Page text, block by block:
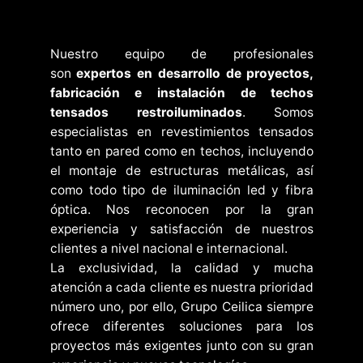
Nuestro equipo de profesionales
sonexpertos en desarrollo de proyectos,
fabricación e instalación de techos
tensados restroiluminados. Somos
especialistas en revestimientos tensados
tanto en pared como en techos, incluyendo
el montaje de estructuras metálicas, así
como todo tipo de iluminación led y fibra
óptica. Nos reconocen por la gran
experiencia y satisfacción de nuestros
clientes a nivel nacional e internacional.
La exclusividad, la calidad y mucha
atención a cada cliente es nuestra prioridad
número uno, por ello, Grupo Ceilica siempre
ofrece diferentes soluciones para los
proyectos más exigentes junto con su gran